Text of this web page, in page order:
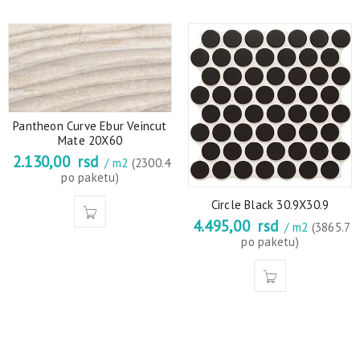
Pantheon Curve Ebur Veincut
Mate 20X60
2.130,00 rsd / m2 (2300.4
po paketu)
Circle Black 30.9X30.9
4.495,00 rsd / m2 (3865.7
po paketu)